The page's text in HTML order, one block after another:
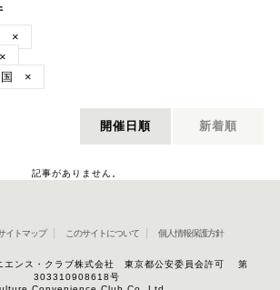
×
×
×
開催日順 新着順
記事がありません。
イトマップ このサイトについて 個人情報保護方針
エンス・クラブ株式会社 東京都公安委員会許可 第
303310908618号